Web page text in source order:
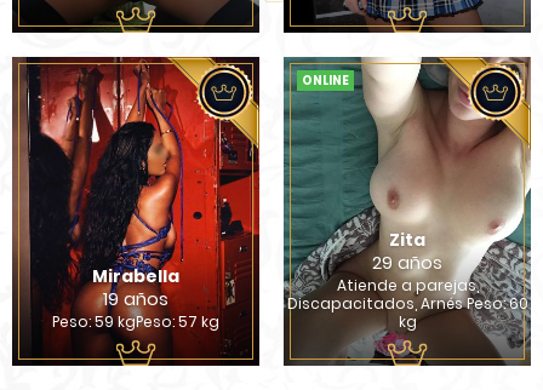
Mirabella
19 años
Peso: 59 kgPeso: 57 kg
ONLINE
Zita
29 años
Atiende a parejas,
Discapacitados, Arnés Peso: 60
kg